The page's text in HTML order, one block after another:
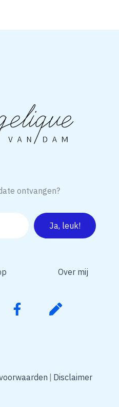
ontvangen?
Over mij
Disclaimer